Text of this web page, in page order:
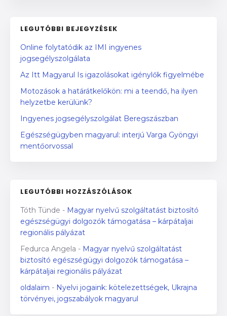
LEGUTÓBBI BEJEGYZÉSEK
Online folytatódik az IMI ingyenes
jogsegélyszolgálata
Az Itt Magyarul Is igazolásokat igénylők figyelmébe
Motozások a határátkelőkön: mi a teendő, ha ilyen
helyzetbe kerülünk?
Ingyenes jogsegélyszolgálat Beregszászban
Egészségügyben magyarul: interjú Varga Gyöngyi
mentőorvossal
LEGUTÓBBI HOZZÁSZÓLÁSOK
Tóth Tünde - Magyar nyelvű szolgáltatást biztosító
egészségügyi dolgozók támogatása – kárpátaljai
regionális pályázat
Fedurca Angela - Magyar nyelvű szolgáltatást
biztosító egészségügyi dolgozók támogatása –
kárpátaljai regionális pályázat
oldalaim - Nyelvi jogaink: kötelezettségek, Ukrajna
törvényei, jogszabályok magyarul